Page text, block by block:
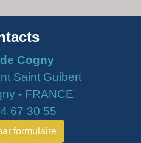
Cogny
Saint Guibert
- FRANCE
67 30 55
formulaire